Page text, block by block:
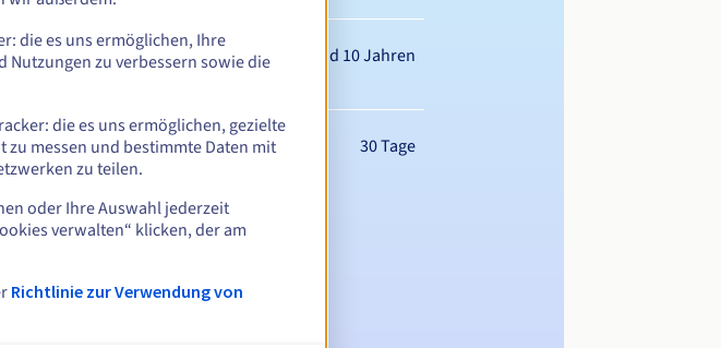
Zwischen 1 und 10 Jahren
30 Tage
des Domainnamens
die es uns ermöglichen, Ihre
Nutzungen zu verbessern sowie die
die es uns ermöglichen, gezielte
messen und bestimmte Daten mit
zu teilen.
oder Ihre Auswahl jederzeit
verwalten“ klicken, der am
Richtlinie zur Verwendung von